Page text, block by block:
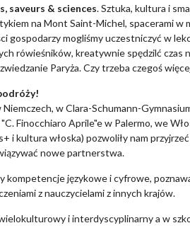
saveurs & sciences. Sztuka, kultura i
na Mont Saint-Michel, spacerami w
gospodarzy mogliśmy uczestniczyć w
rówieśników, kreatywnie spędzilć czas
Paryża. Czy trzeba czegoś
Niemczech, w Clara-Schumann-
Finocchiaro Aprile"e w Palermo, we
i kultura włoska) pozwoliły nam
nowe partnerstwa.
kompetencje językowe i cyfrowe,
z nauczycielami z innych krajów.
i interdyscyplinarny a w